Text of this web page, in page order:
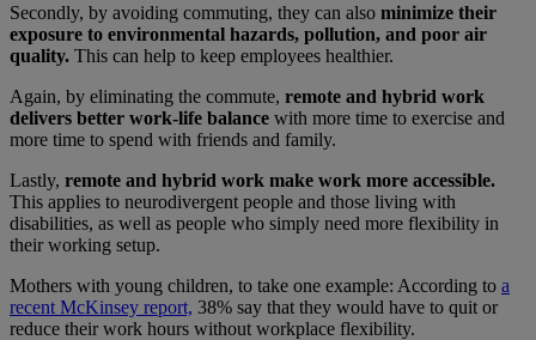
Secondly, by avoiding commuting, they can also minimize their
exposure to environmental hazards, pollution, and poor air
quality. This can help to keep employees healthier.
Again, by eliminating the commute, remote and hybrid work
delivers better work-life balance with more time to exercise and
more time to spend with friends and family.
Lastly, remote and hybrid work make work more accessible.
This applies to neurodivergent people and those living with
disabilities, as well as people who simply need more flexibility in
their working setup.
Mothers with young children, to take one example: According to a
recent McKinsey report, 38% say that they would have to quit or
reduce their work hours without workplace flexibility.